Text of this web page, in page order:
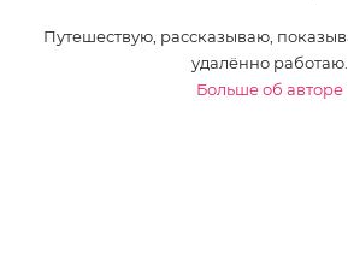
Путешествую, рассказываю,
удалённо работаю.
Больше об авторе